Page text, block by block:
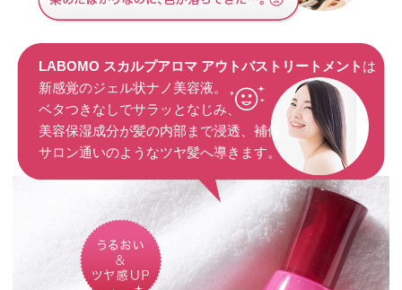
LABOMO スカルプアロマ アウトバストリートメント は
新感覚のジェル状ナノ美容液。
ベタつきなしでサラッとなじみ、
美容保湿成分が髪の内部まで浸透、補修。
サロン通いのようなツヤ髪へ導きます。